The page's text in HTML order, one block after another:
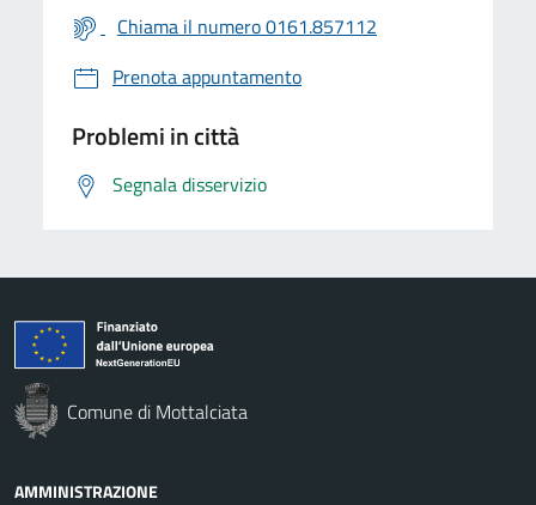
Chiama il numero 0161.857112
Prenota appuntamento
Problemi in città
Segnala disservizio
Comune di Mottalciata
AMMINISTRAZIONE